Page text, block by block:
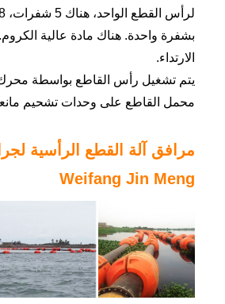
بشفرة واحدة. هناك مادة عالية
الارتداء.
يتم تشغيل رأس القاطع بواسطة
محمل القاطع على وحدات تشحيم
مرافق آلة القطع الرأسية
Weifang Jin Meng